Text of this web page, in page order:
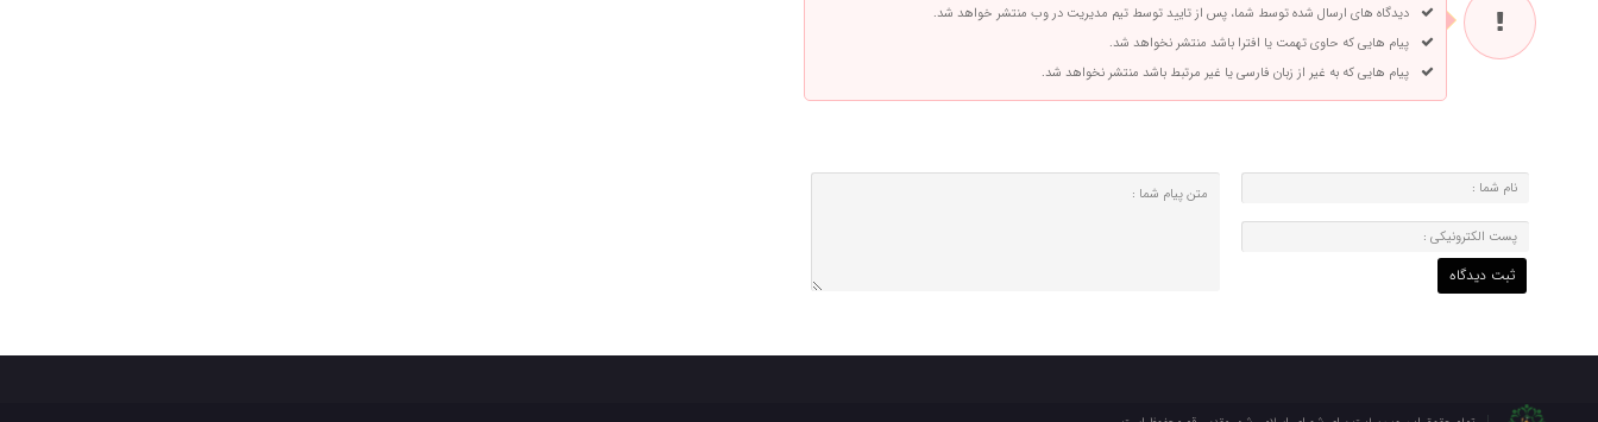
دیدگاه های ارسال شده توسط شما، پس از تایید توسط تیم مدیریت در وب منتشر خواهد شد.
پیام هایی که حاوی تهمت یا افترا باشد منتشر نخواهد شد.
پیام هایی که به غیر از زبان فارسی یا غیر مرتبط باشد منتشر نخواهد شد.